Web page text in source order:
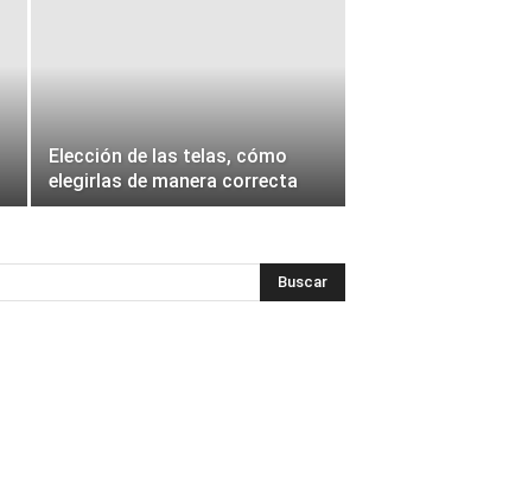
Elección de las telas, cómo
elegirlas de manera correcta